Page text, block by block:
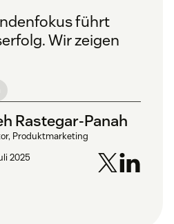
führt
Wir zeigen
Rastegar-Panah
Produktmarketing
2025